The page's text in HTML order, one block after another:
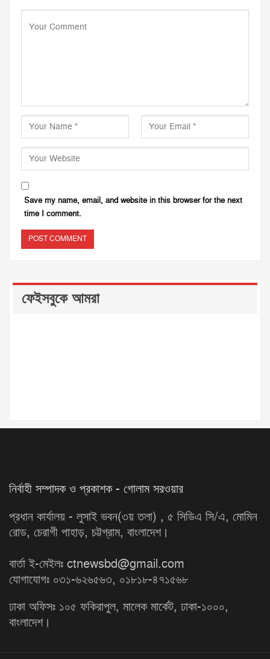
Save my name, email, and website in this browser for the next
time I comment.
ফেইসবুকে আমরা
নির্বাহী সম্পাদক ও প্রকাশক - গোলাম সরওয়ার
প্রধান কার্যালয় - লুসাই ভবন(৩য় তলা) , ৫ সিডিএ সি/এ, মোমিন
রোড, চেরাগী পাহাড়, চট্টগ্রাম, বাংলাদেশ।
বার্তা ই-মেইলঃ ctnewsbd@gmail.com
যোগাযোগঃ ০৩১-৬২৬৫৬৩, ০১৮১৮-৪৭১৫৬৮
ঢাকা অফিসঃ ১০৫ ফকিরাপুল, মালেক মার্কেট, ঢাকা-১০০০,
বাংলাদেশ।